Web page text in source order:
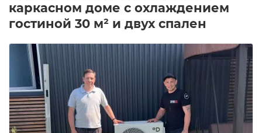
каркасном доме с охлаждением
гостиной 30 м² и двух спален